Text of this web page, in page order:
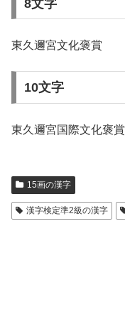
8文字
東久邇宮文化褒賞
10文字
東久邇宮国際文化褒賞
15画の漢字
漢字検定準2級の漢字